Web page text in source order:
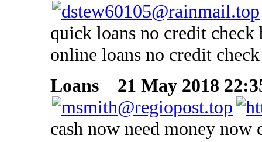
quick loans no credit check
online loans no credit check
Loans
21 May 2018
cash now need money now